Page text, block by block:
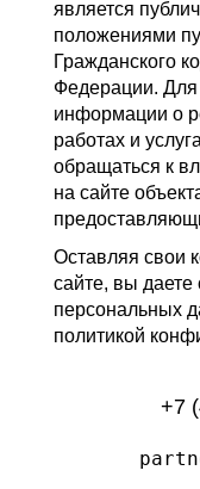
является
положениями
Гражданского
Федерации. Для
информации о
работах и
обращаться к
на сайте
Оставляя свои
сайте, вы даете
персональных
политикой
+7